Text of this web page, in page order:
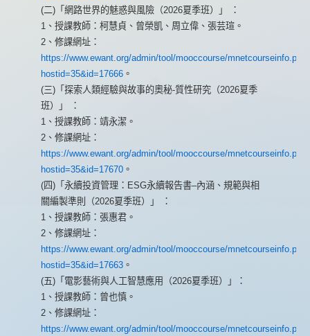
(二)「網路世界的魅惑與風險（2026夏季班）」 ：
1、授課教師：柯慧貞、曾榮凱、周立偉、張芸瑄。
2、修課網址：
https://www.ewant.org/admin/tool/mooccourse/
hostid=35&id=17666 。
(三)「探索人類經驗與故事的奧秘-質性研究（2026夏季
班）」 ：
1、授課教師：靖永潔。
2、修課網址：
https://www.ewant.org/admin/tool/mooccourse/
hostid=35&id=17670 。
(四)「永續投資管理：ESG永續報告書–內涵、規範與相
關編製準則（2026夏季班）」 ：
1、授課教師：張惠君。
2、修課網址：
https://www.ewant.org/admin/tool/mooccourse/
hostid=35&id=17663 。
(五)「電影藝術與人工智慧應用（2026夏季班）」：
1、授課教師：曾也慎。
2、修課網址：
https://www.ewant.org/admin/tool/mooccourse/